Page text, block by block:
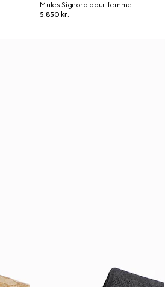
Mules Signora pour femme
5.850 kr.